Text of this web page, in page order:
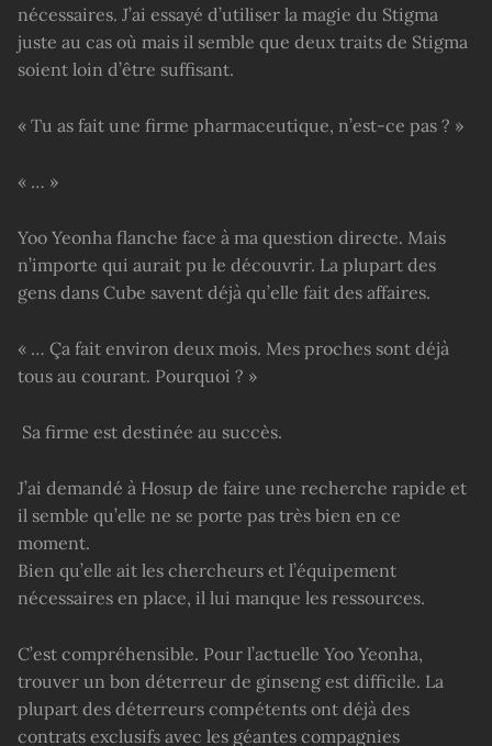
nécessaires. J’ai essayé d’utiliser la magie du Stigma
juste au cas où mais il semble que deux traits de Stigma
soient loin d’être suffisant.
« Tu as fait une firme pharmaceutique, n’est-ce pas ? »
« … »
Yoo Yeonha flanche face à ma question directe. Mais
n’importe qui aurait pu le découvrir. La plupart des
gens dans Cube savent déjà qu’elle fait des affaires.
« … Ça fait environ deux mois. Mes proches sont déjà
tous au courant. Pourquoi ? »
Sa firme est destinée au succès.
J’ai demandé à Hosup de faire une recherche rapide et
il semble qu’elle ne se porte pas très bien en ce
moment.
Bien qu’elle ait les chercheurs et l’équipement
nécessaires en place, il lui manque les ressources.
C’est compréhensible. Pour l’actuelle Yoo Yeonha,
trouver un bon déterreur de ginseng est difficile. La
plupart des déterreurs compétents ont déjà des
contrats exclusifs avec les géantes compagnies